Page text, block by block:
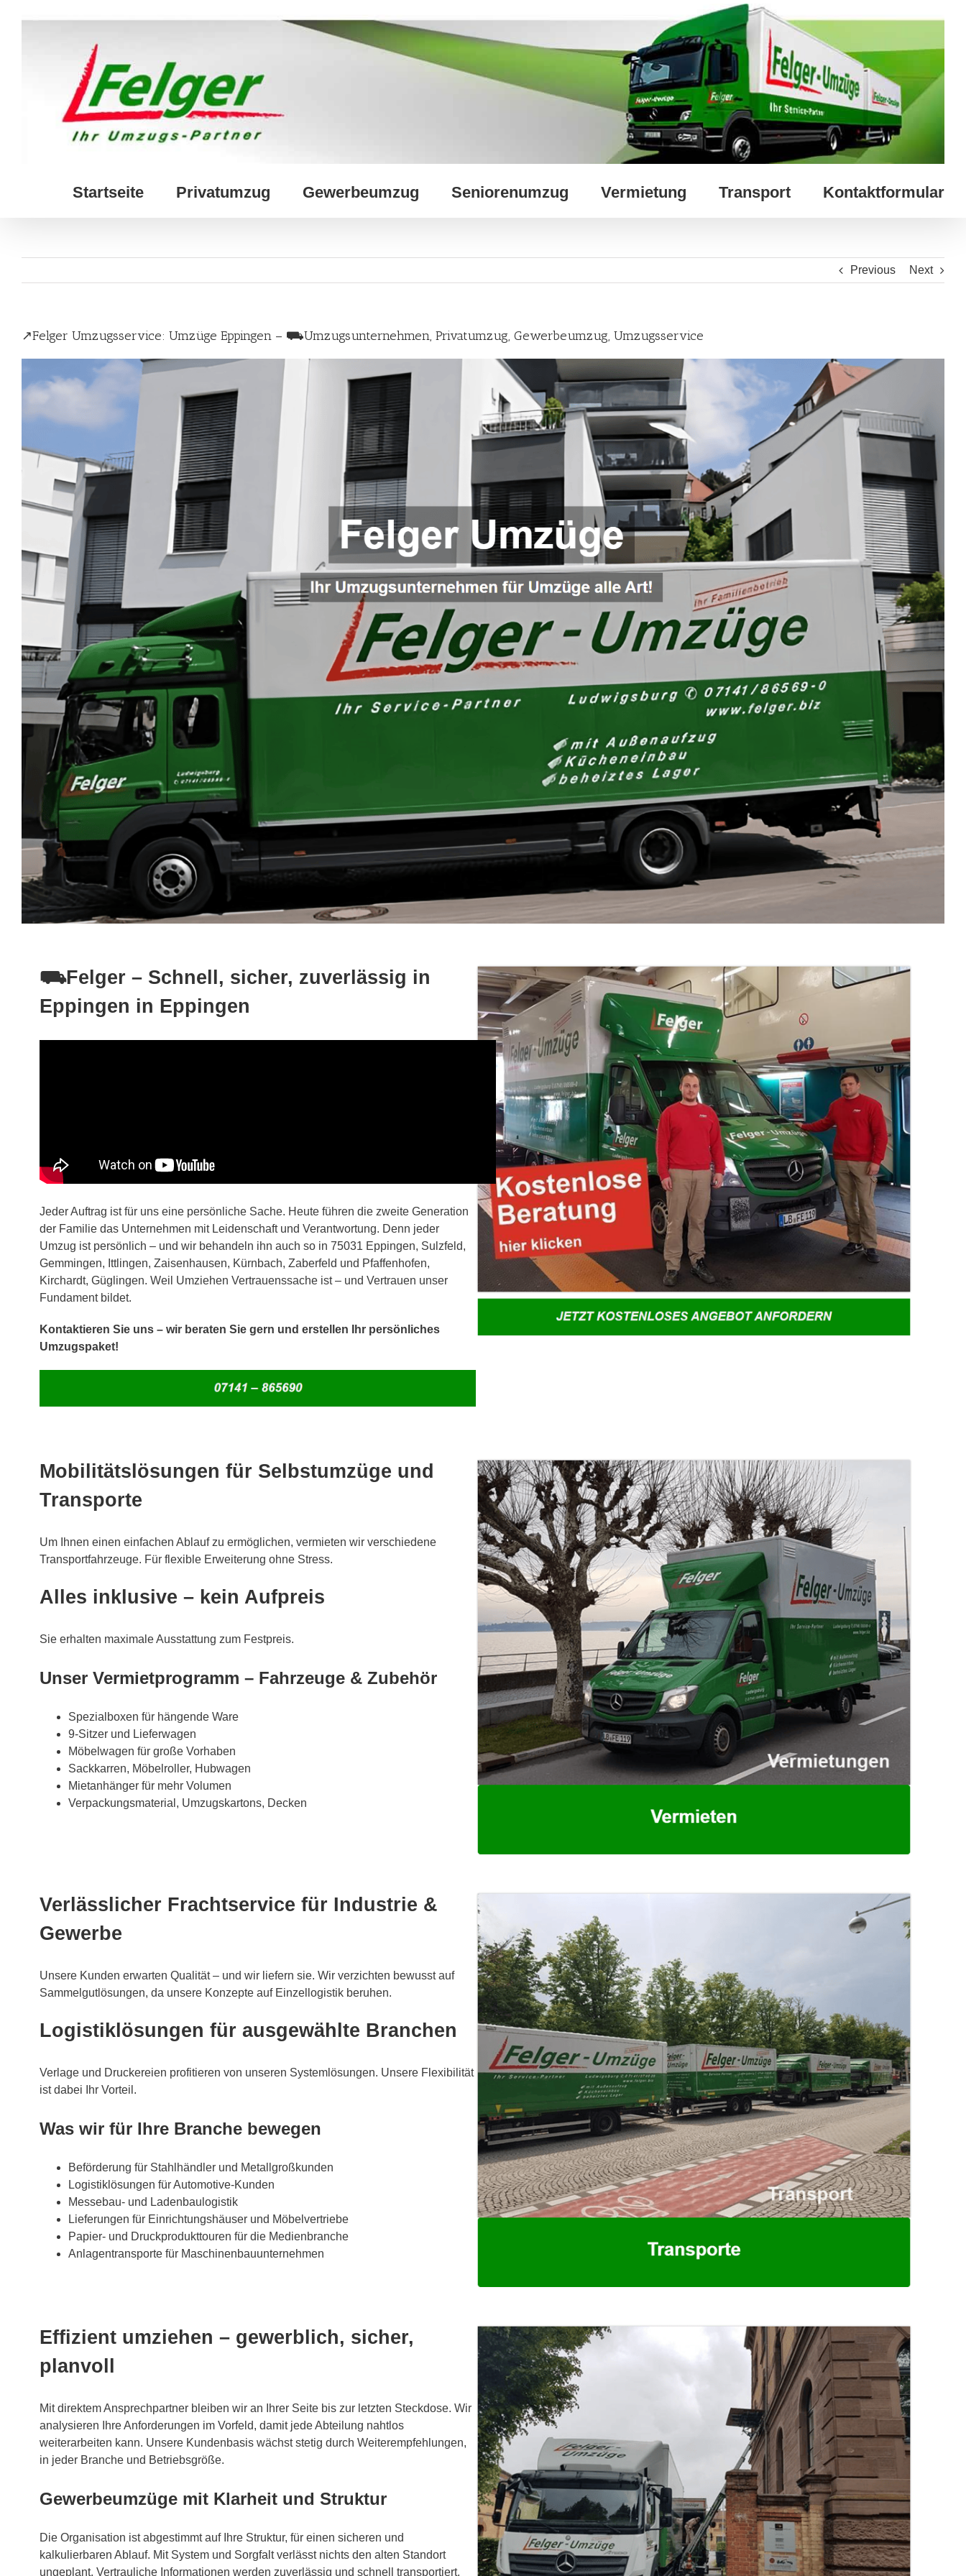
Startseite Privatumzug Gewerbeumzug Seniorenumzug Vermietung Transport Kontaktformular
Previous Next
↗️Felger Umzugsservice: Umzüge Eppingen – ⛟Umzugsunternehmen, Privatumzug, Gewerbeumzug, Umzugsservice
⛟Felger – Schnell, sicher, zuverlässig in
Eppingen in Eppingen
Jeder Auftrag ist für uns eine persönliche Sache. Heute führen die zweite Generation
der Familie das Unternehmen mit Leidenschaft und Verantwortung. Denn jeder
Umzug ist persönlich – und wir behandeln ihn auch so in 75031 Eppingen, Sulzfeld,
Gemmingen, Ittlingen, Zaisenhausen, Kürnbach, Zaberfeld und Pfaffenhofen,
Kirchardt, Güglingen. Weil Umziehen Vertrauenssache ist – und Vertrauen unser
Fundament bildet.
Kontaktieren Sie uns – wir beraten Sie gern und erstellen Ihr persönliches
Umzugspaket!
Mobilitätslösungen für Selbstumzüge und
Transporte
Um Ihnen einen einfachen Ablauf zu ermöglichen, vermieten wir verschiedene
Transportfahrzeuge. Für flexible Erweiterung ohne Stress.
Alles inklusive – kein Aufpreis
Sie erhalten maximale Ausstattung zum Festpreis.
Unser Vermietprogramm – Fahrzeuge & Zubehör
Spezialboxen für hängende Ware
9-Sitzer und Lieferwagen
Möbelwagen für große Vorhaben
Sackkarren, Möbelroller, Hubwagen
Mietanhänger für mehr Volumen
Verpackungsmaterial, Umzugskartons, Decken
Verlässlicher Frachtservice für Industrie &
Gewerbe
Unsere Kunden erwarten Qualität – und wir liefern sie. Wir verzichten bewusst auf
Sammelgutlösungen, da unsere Konzepte auf Einzellogistik beruhen.
Logistiklösungen für ausgewählte Branchen
Verlage und Druckereien profitieren von unseren Systemlösungen. Unsere Flexibilität
ist dabei Ihr Vorteil.
Was wir für Ihre Branche bewegen
Beförderung für Stahlhändler und Metallgroßkunden
Logistiklösungen für Automotive-Kunden
Messebau- und Ladenbaulogistik
Lieferungen für Einrichtungshäuser und Möbelvertriebe
Papier- und Druckprodukttouren für die Medienbranche
Anlagentransporte für Maschinenbauunternehmen
Effizient umziehen – gewerblich, sicher,
planvoll
Mit direktem Ansprechpartner bleiben wir an Ihrer Seite bis zur letzten Steckdose. Wir
analysieren Ihre Anforderungen im Vorfeld, damit jede Abteilung nahtlos
weiterarbeiten kann. Unsere Kundenbasis wächst stetig durch Weiterempfehlungen,
in jeder Branche und Betriebsgröße.
Gewerbeumzüge mit Klarheit und Struktur
Die Organisation ist abgestimmt auf Ihre Struktur, für einen sicheren und
kalkulierbaren Ablauf. Mit System und Sorgfalt verlässt nichts den alten Standort
ungeplant. Vertrauliche Informationen werden zuverlässig und schnell transportiert.